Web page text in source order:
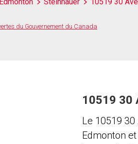
du Gouvernement du Canada
10519 30
Le 10519
Edmonton